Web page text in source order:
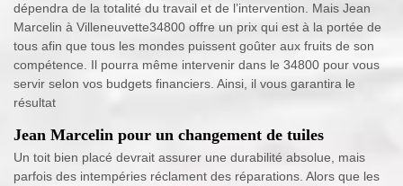
dépendra de la totalité du travail et de l’intervention. Mais Jean
Marcelin à Villeneuvette34800 offre un prix qui est à la portée de
tous afin que tous les mondes puissent goûter aux fruits de son
compétence. Il pourra même intervenir dans le 34800 pour vous
servir selon vos budgets financiers. Ainsi, il vous garantira le
résultat
Jean Marcelin pour un changement de tuiles
Un toit bien placé devrait assurer une durabilité absolue, mais
parfois des intempéries réclament des réparations. Alors que les